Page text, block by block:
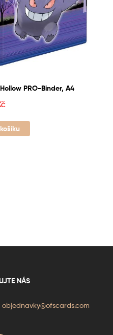
PRO-Binder, A4
NÁS
objednavky@ofscards.com